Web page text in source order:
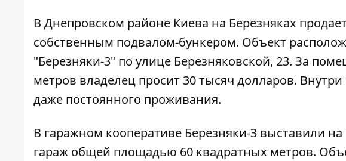
В Днепровском районе Киева на Березняках
собственным подвалом-бункером. Объект
"Березняки-3" по улице Березняковской, 23. За
метров владелец просит 30 тысяч долларов.
даже постоянного проживания.
В гаражном кооперативе Березняки-3 выставили
гараж общей площадью 60 квадратных метров.